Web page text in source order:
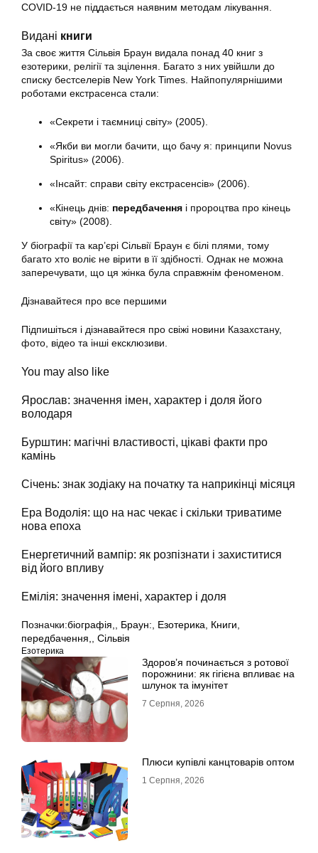
COVID-19 не піддається наявним методам лікування.
Видані книги
За своє життя Сільвія Браун видала понад 40 книг з
езотерики, релігії та зцілення. Багато з них увійшли до
списку бестселерів New York Times. Найпопулярнішими
роботами екстрасенса стали:
«Секрети і таємниці світу» (2005).
«Якби ви могли бачити, що бачу я: принципи Novus
Spiritus» (2006).
«Інсайт: справи світу екстрасенсів» (2006).
«Кінець днів: передбачення і пророцтва про кінець
світу» (2008).
У біографії та кар’єрі Сільвії Браун є білі плями, тому
багато хто воліє не вірити в її здібності. Однак не можна
заперечувати, що ця жінка була справжнім феноменом.
Дізнавайтеся про все першими
Підпишіться і дізнавайтеся про свіжі новини Казахстану,
фото, відео та інші ексклюзиви.
You may also like
Ярослав: значення імен, характер і доля його
володаря
Бурштин: магічні властивості, цікаві факти про
камінь
Січень: знак зодіаку на початку та наприкінці місяця
Ера Водолія: що на нас чекає і скільки триватиме
нова епоха
Енергетичний вампір: як розпізнати і захиститися
від його впливу
Емілія: значення імені, характер і доля
Позначки:біографія, Браун: Езотерика Книги
передбачення,
Сільвія
Езотерика
Здоров’я починається з ротової
порожнини: як гігієна впливає на
шлунок та імунітет
7 Серпня, 2026
Плюси купівлі канцтоварів оптом
1 Серпня, 2026